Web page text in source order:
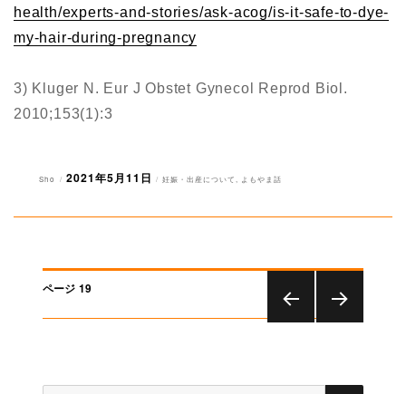
health/experts-and-stories/ask-acog/is-it-safe-to-dye-
my-hair-during-pregnancy
3) Kluger N. Eur J Obstet Gynecol Reprod Biol.
2010;153(1):3
投
Sho
投
2021年5月11日
カ
妊娠・出産について よもやま話
投
ゲ
ページ 19
検